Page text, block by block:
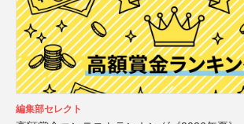
編集部セレクト